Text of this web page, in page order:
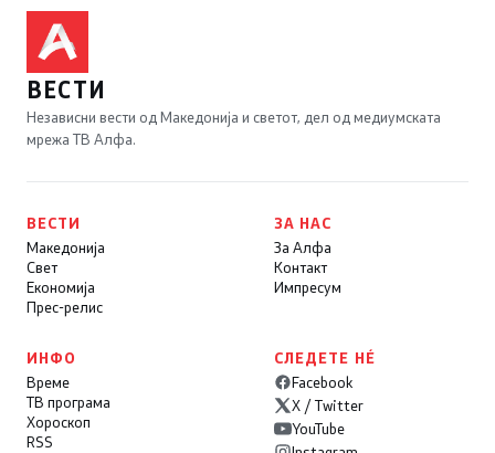
ВЕСТИ
Независни вести од Македонија и светот, дел од медиумската
мрежа ТВ Алфа.
ВЕСТИ
Македонија
Свет
Економија
Прес-релис
ЗА НАС
За Алфа
Контакт
Импресум
ИНФО
Време
ТВ програма
Хороскоп
RSS
СЛЕДЕТЕ НÉ
Facebook
X / Twitter
YouTube